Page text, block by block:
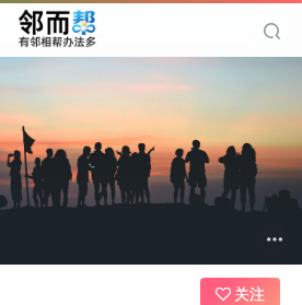
关注